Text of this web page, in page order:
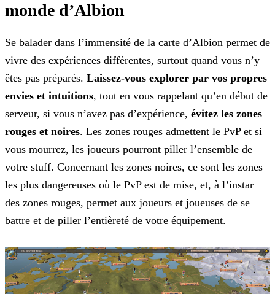
monde d’Albion
Se balader dans l’immensité de la carte d’Albion permet de
vivre des expériences différentes, surtout quand vous n’y
êtes pas préparés. Laissez-vous explorer par vos propres
envies et intuitions, tout en vous rappelant qu’en début de
serveur, si vous n’avez pas d’expérience, évitez les zones
rouges et noires. Les zones rouges admettent le PvP et si
vous mourrez, les joueurs pourront piller l’ensemble de
votre stuff. Concernant les zones noires, ce sont les zones
les plus dangereuses où le PvP est de mise, et, à l’instar
des zones rouges, permet aux joueurs et joueuses de se
battre et de piller l’entièreté de votre équipement.